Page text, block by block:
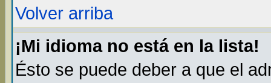
Volver arriba
¡Mi idioma no está en la lista!
Ésto se puede deber a que el